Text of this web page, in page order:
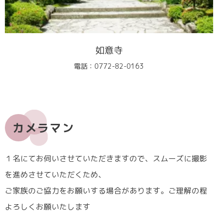
如意寺
電話：0772-82-0163
カメラマン
１名にてお伺いさせていただきますので、スムーズに撮影
を進めさせていただくため、
ご家族のご協力をお願いする場合があります。ご理解の程
よろしくお願いたします